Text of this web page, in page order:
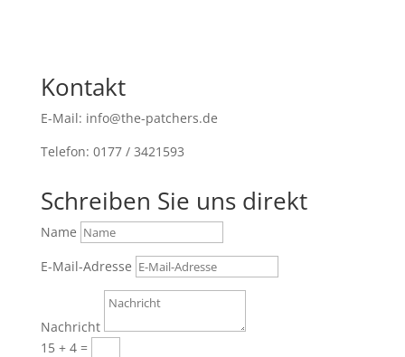
Kontakt
E-Mail: info@the-patchers.de
Telefon: 0177 / 3421593
Schreiben Sie uns direkt
Name
E-Mail-Adresse
Nachricht
15 + 4=